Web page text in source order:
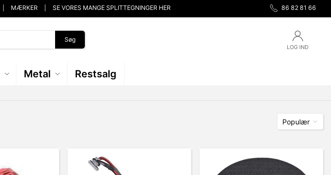
MÆRKER SE VORES MANGE SPLITTEGNINGER HER 86 82 81 66
Søg
LOG IND
Metal Restsalg
Populær